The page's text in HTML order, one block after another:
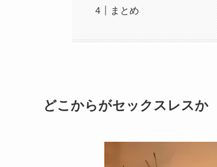
まとめ
どこからがセックスレスか